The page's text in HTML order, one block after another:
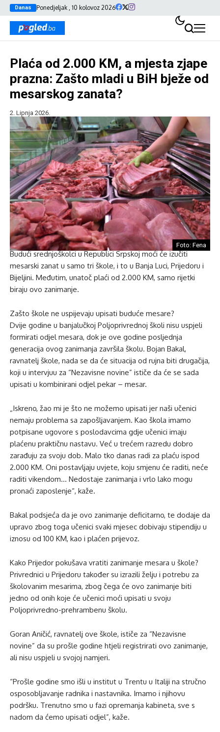
Danas Ponedjeljak , 10 kolovoz 2026
Plaća od 2.000 KM, a mjesta zjape
prazna: Zašto mladi u BiH bježe od
mesarskog zanata?
2. Lipnja 2026.
Foto: Fena
Budući srednjoškolci u Republici Srpskoj moći će izučiti
mesarski zanat u samo tri škole, i to u Banja Luci, Prijedoru i
Bijeljini. Međutim, unatoč plaći od 2.000 KM, samo rijetki
biraju ovo zanimanje.
Zašto škole ne uspijevaju upisati buduće mesare?
Dvije godine u banjalučkoj Poljoprivrednoj školi nisu uspjeli
formirati odjel mesara, dok je ove godine posljednja
generacija ovog zanimanja završila školu. Bojan Bakal,
ravnatelj škole, nada se da će situacija od rujna biti drugačija,
koji u intervjuu za “Nezavisne novine” ističe da će se sada
upisati u kombinirani odjel pekar – mesar.
„Iskreno, žao mi je što ne možemo upisati jer naši učenici
nemaju problema sa zapošljavanjem. Kao škola imamo
potpisane ugovore s poslodavcima gdje učenici imaju
plaćenu praktičnu nastavu. Već u trećem razredu dobro
zarađuju za svoju dob. Malo tko danas radi za plaću ispod
2.000 KM. Oni postavljaju uvjete, koju smjenu će raditi, neće
raditi vikendom… Nedostaje zanimanja i vrlo lako mogu
pronaći zaposlenje“, kaže.
Bakal podsjeća da je ovo zanimanje deficitarno, te dodaje da
upravo zbog toga učenici svaki mjesec dobivaju stipendiju u
iznosu od 100 KM, kao i plaćen prijevoz.
Kako Prijedor pokušava vratiti zanimanje mesara u škole?
Privrednici u Prijedoru također su izrazili želju i potrebu za
školovanim mesarima, zbog čega će ovo zanimanje biti
jedno od onih koje će učenici moći upisati u svoju
Poljoprivredno-prehrambenu školu.
Goran Aničić, ravnatelj ove škole, ističe za “Nezavisne
novine” da su prošle godine htjeli registrirati ovo zanimanje,
ali nisu uspjeli u svojoj namjeri.
“Prošle godine smo išli u institut u Trentu u Italiji na stručno
osposobljavanje radnika i nastavnika. Imamo i njihovu
podršku. Trenutno smo u fazi opremanja kabineta, sve s
nadom da ćemo upisati odjel”, kaže.